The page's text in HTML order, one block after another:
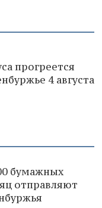
прогреется
4 августа
бумажных
отправляют